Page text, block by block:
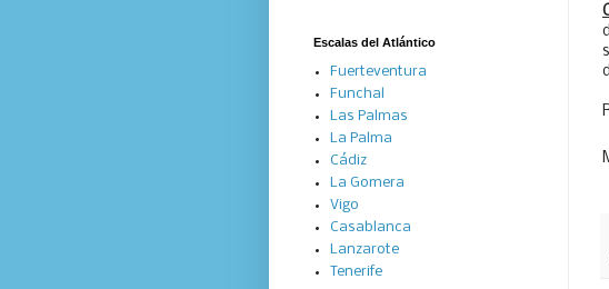
Escalas del Atlántico
Fuerteventura
Funchal
Las Palmas
La Palma
Cádiz
La Gomera
Vigo
Casablanca
Lanzarote
Tenerife